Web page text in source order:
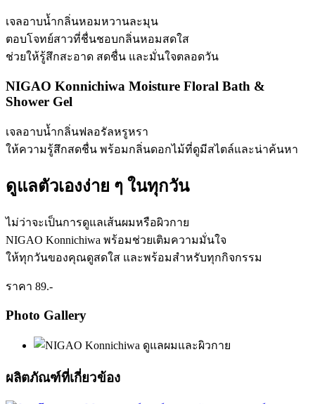
เจลอาบน้ำกลิ่นหอมหวานละมุน
ตอบโจทย์สาวที่ชื่นชอบกลิ่นหอมสดใส
ช่วยให้รู้สึกสะอาด สดชื่น และมั่นใจตลอดวัน
NIGAO Konnichiwa Moisture Floral Bath &
Shower Gel
เจลอาบน้ำกลิ่นฟลอรัลหรูหรา
ให้ความรู้สึกสดชื่น พร้อมกลิ่นดอกไม้ที่ดูมีสไตล์และน่าค้นหา
ดูแลตัวเองง่าย ๆ ในทุกวัน
ไม่ว่าจะเป็นการดูแลเส้นผมหรือผิวกาย
NIGAO Konnichiwa พร้อมช่วยเติมความมั่นใจ
ให้ทุกวันของคุณดูสดใส และพร้อมสำหรับทุกกิจกรรม
ราคา 89.-
Photo Gallery
ผลิตภัณฑ์ที่เกี่ยวข้อง